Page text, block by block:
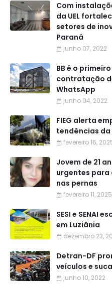
Com
da UEL
setores de
Paraná
junho 07, 2022
BB é o
contratação
WhatsApp
junho 04, 2022
FIEG alerta
tendências
fevereiro 16,
Jovem de 21
urgentes
nas pernas
fevereiro 11, 2025
SESI e SENAI
em Luziânia
dezembro 23,
Detran-DF
veículos e
junho 10, 2022